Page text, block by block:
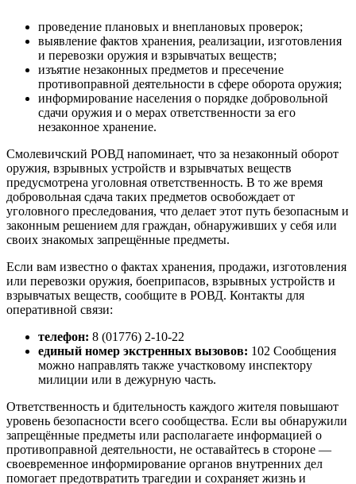
проведение плановых и внеплановых проверок;
выявление фактов хранения, реализации, изготовления
и перевозки оружия и взрывчатых веществ;
изъятие незаконных предметов и пресечение
противоправной деятельности в сфере оборота оружия;
информирование населения о порядке добровольной
сдачи оружия и о мерах ответственности за его
незаконное хранение.
Смолевичский РОВД напоминает, что за незаконный оборот
оружия, взрывных устройств и взрывчатых веществ
предусмотрена уголовная ответственность. В то же время
добровольная сдача таких предметов освобождает от
уголовного преследования, что делает этот путь безопасным и
законным решением для граждан, обнаруживших у себя или
своих знакомых запрещённые предметы.
Если вам известно о фактах хранения, продажи, изготовления
или перевозки оружия, боеприпасов, взрывных устройств и
взрывчатых веществ, сообщите в РОВД. Контакты для
оперативной связи:
телефон: 8 (01776) 2-10-22
единый номер экстренных вызовов: 102 Сообщения
можно направлять также участковому инспектору
милиции или в дежурную часть.
Ответственность и бдительность каждого жителя повышают
уровень безопасности всего сообщества. Если вы обнаружили
запрещённые предметы или располагаете информацией о
противоправной деятельности, не оставайтесь в стороне —
своевременное информирование органов внутренних дел
помогает предотвратить трагедии и сохраняет жизнь и